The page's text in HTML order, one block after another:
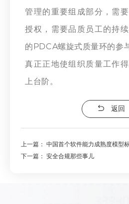
管理的重要组成部分，需
授权，需要品质员工的持
的PDCA螺旋式质量环的参
真正正地使组织质量工作
上台阶。
返回
上一篇：中国首个软件能力成熟度模型
下一篇：安全合规那些事儿